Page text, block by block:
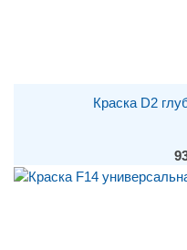
Краска D2